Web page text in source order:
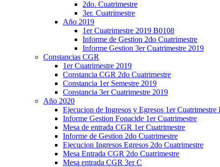
2do. Cuatrimestre
3er. Cuatrimestre
Año 2019
1er Cuatrimestre 2019 B0108
Informe de Gestion 2do Cuatrimestre
Informe Gestion 3er Cuatrimestre 2019
Constancias CGR
1er Cuatrimestre 2019
Constancia CGR 2do Cuatrimestre
Constancia 1er Semestre 2019
Constancia 3er Cuatrimestre 2019
Año 2020
Ejecucion de Ingresos y Egresos 1er Cuatrimestre
Informe Gestion Fonacide 1er Cuatrimestre
Mesa de entrada CGR 1er Cuatrimestre
Informe de Gestion 2do Cuatrimestre
Ejecucion Ingresos Egresos 2do Cuatrimestre
Mesa Entrada CGR 2do Cuatrimestre
Mesa entrada CGR 3er C